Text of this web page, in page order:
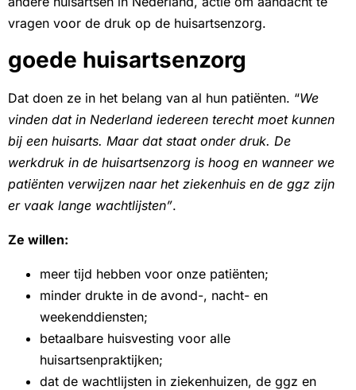
vragen voor de druk op de huisartsenzorg.
goede huisartsenzorg
Dat doen ze in het belang van al hun patiënten. “We
vinden dat in Nederland iedereen terecht moet kunnen
bij een huisarts. Maar dat staat onder druk. De
werkdruk in de huisartsenzorg is hoog en wanneer we
patiënten verwijzen naar het ziekenhuis en de ggz zijn
er vaak lange wachtlijsten”.
Ze willen:
meer tijd hebben voor onze patiënten;
minder drukte in de avond-, nacht- en
weekenddiensten;
betaalbare huisvesting voor alle
huisartsenpraktijken;
dat de wachtlijsten in ziekenhuizen, de ggz en